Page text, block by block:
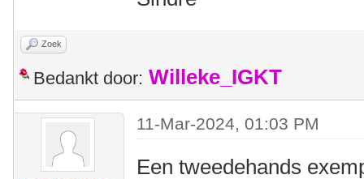
Zoek
Bedankt door: Willeke_IGKT
11-Mar-2024, 01:03 PM
Een tweedehands